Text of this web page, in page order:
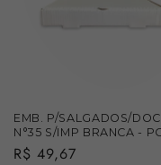
EMB. P/SALGADOS/
N°35 S/IMP BRANCA -
Preço
R$ 49,67